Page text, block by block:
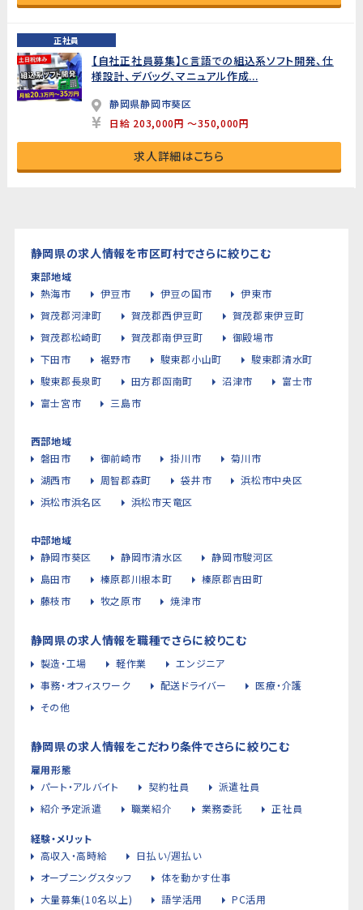
正社員
【自社正社員募集】C言語での組込系ソフト開発、仕
様設計、デバッグ、マニュアル作成...
静岡県静岡市葵区
日給 203,000円 ～350,000円
求人詳細はこちら
静岡県の求人情報を市区町村でさらに絞りこむ
東部地域
熱海市
伊豆市 伊豆の国市
伊東市
賀茂郡河津町
賀茂郡西伊豆町
賀茂郡東伊豆町
賀茂郡松崎町
賀茂郡南伊豆町
御殿場市
下田市
裾野市 駿東郡小山町
駿東郡清水町
駿東郡長泉町
田方郡函南町 沼津市
富士市
富士宮市
三島市
西部地域
磐田市
御前崎市 掛川市
菊川市
湖西市
周智郡森町 袋井市
浜松市中央区
浜松市浜名区
浜松市天竜区
中部地域
静岡市葵区
静岡市清水区
静岡市駿河区
島田市
榛原郡川根本町
榛原郡吉田町
藤枝市
牧之原市 焼津市
静岡県の求人情報を職種でさらに絞りこむ
製造・工場 軽作業
エンジニア
事務・オフィスワーク
配送ドライバー
医療・介護
その他
静岡県の求人情報をこだわり条件でさらに絞りこむ
雇用形態
パート・アルバイト
契約社員
派遣社員
紹介予定派遣
職業紹介 業務委託 正社員
経験・メリット
高収入・高時給
日払い/週払い
オープニングスタッフ
体を動かす仕事
大量募集(10名以上)
語学活用 PC活用